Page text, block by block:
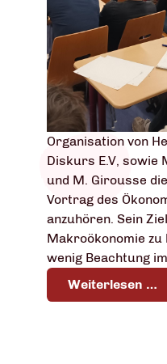
Organisation von
Diskurs E.V, sowie
und M. Girousse
Vortrag des
anzuhören. Sein
Makroökonomie zu
wenig Beachtung
Weiterlesen …